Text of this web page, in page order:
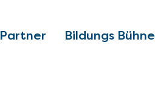
Partner Bildungs Bühne